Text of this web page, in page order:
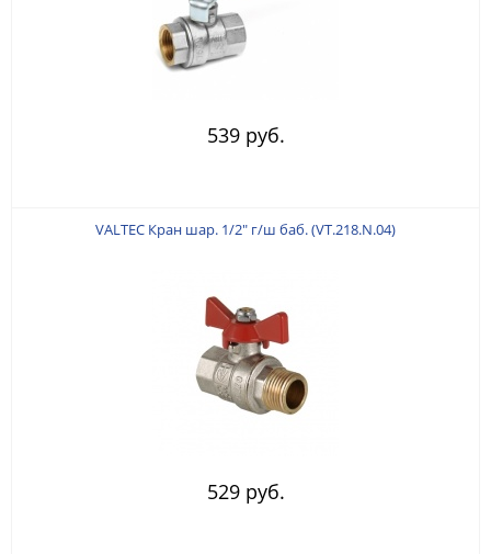
539 руб.
VALTEC Кран шар. 1/2" г/ш баб. (VT.218.N.04)
529 руб.